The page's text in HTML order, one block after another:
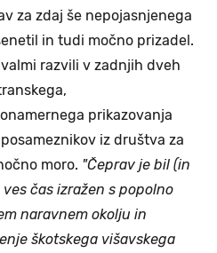
za zdaj še nepojasnjenega
in tudi močno prizadel.
razvili v zadnjih dveh
prikazovanja
iz društva za
moro. "Čeprav je bil (in
čas izražen s popolno
naravnem okolju in
škotskega višavskega